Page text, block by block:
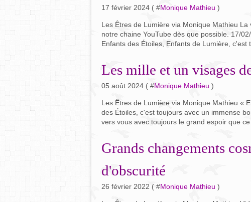
17 février 2024 ( #Monique Mathieu )
Les Êtres de Lumière via Monique Mathieu
notre chaine YouTube dès que possible. 17/
Enfants des Étoiles, Enfants de Lumière, c'est
Les mille et un visages
05 août 2024 ( #Monique Mathieu )
Les Êtres de Lumière via Monique Mathieu «
des Étoiles, c'est toujours avec un immense
vers vous avec toujours le grand espoir que ce
Grands changements
d'obscurité
26 février 2022 ( #Monique Mathieu )